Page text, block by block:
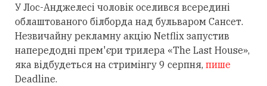
У Лос-Анджелесі чоловік оселився всередині
облаштованого білборда над бульваром Сансет.
Незвичайну рекламну акцію Netflix запустив
напередодні прем'єри трилера «The Last House»,
яка відбудеться на стримінгу 9 серпня, пише
Deadline.